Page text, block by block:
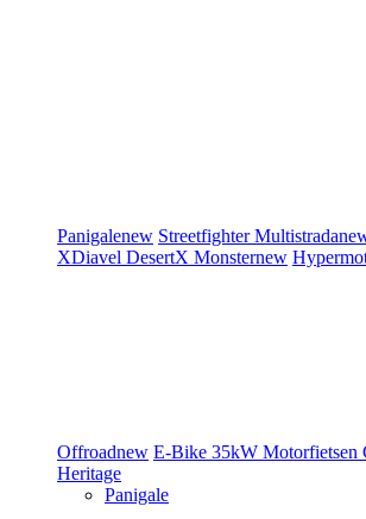
Panigalenew StreetfighterMultistrada
XDiavel DesertX Monsternew
Offroadnew E-Bike 35kW Motorfietsen
Heritage
Panigale